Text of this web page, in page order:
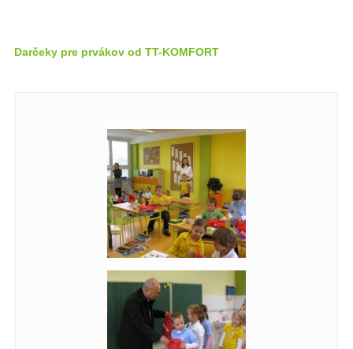
Darčeky pre prvákov od TT-KOMFORT